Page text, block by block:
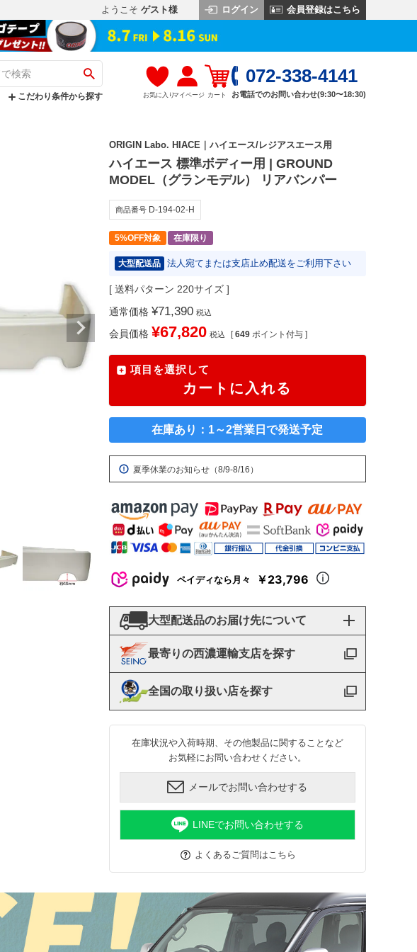
ようこそ ゲスト様 ログイン 会員登録はこちら
こだわり条件から探す お気に入りマイページ カート
072-338-4141
お電話でのお問い合わせ(9:30〜18:30)
ORIGIN Labo. HIACE｜ハイエース/レジアスエース用
ハイエース 標準ボディー用 | GROUND
MODEL（グランモデル） リアバンパー
商品番号 D-194-02-H
5%OFF対象 在庫限り
大型配送品 法人宛てまたは支店止め配送をご利用下さい
送料パターン 220サイズ
通常価格 ¥71,390 税込
会員価格 ¥67,820 税込 [ 649 ポイント付与 ]
項目を選択して
カートに入れる
在庫あり：1～2営業日で発送予定
夏季休業のお知らせ（8/9-8/16）
ペイディなら月々 ￥23,796
大型配送品のお届け先について
最寄りの西濃運輸支店を探す
全国の取り扱い店を探す
在庫状況や入荷時期、その他製品に関することなど
お気軽にお問い合わせください。
メールでお問い合わせする
LINEでお問い合わせする
よくあるご質問はこちら